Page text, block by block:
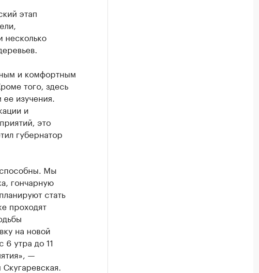
этап
несколько
и комфортным
того, здесь
изучения.
и
это
губернатор
способны. Мы
гончарную
стать
проходят
на новой
утра до 11
—